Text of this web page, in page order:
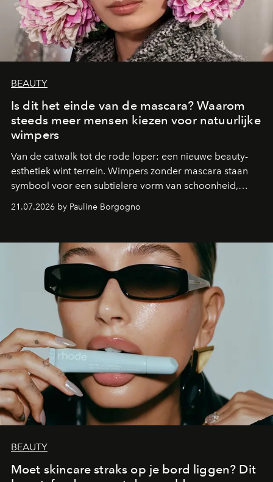
BEAUTY
Is dit het einde van de mascara? Waarom
steeds meer mensen kiezen voor natuurlijke
wimpers
Van de catwalk tot de rode loper: een nieuwe beauty-
esthetiek wint terrein. Wimpers zonder mascara staan
symbool voor een subtielere vorm van schoonheid,
waarin zelfvertrouwen belangrijker is dan een overvloed
aan make-up.
21.07.2026 by Pauline Borgogno
BEAUTY
Moet skincare straks op je bord liggen? Dit